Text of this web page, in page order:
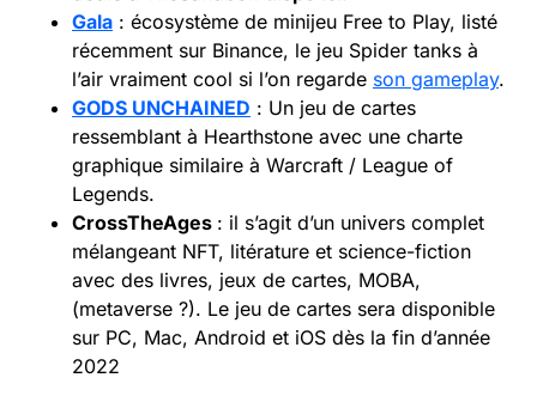
Gala : écosystème de minijeu Free to Play, listé
récemment sur Binance, le jeu Spider tanks à
l’air vraiment cool si l’on regarde son gameplay.
GODS UNCHAINED : Un jeu de cartes
ressemblant à Hearthstone avec une charte
graphique similaire à Warcraft / League of
Legends.
CrossTheAges : il s’agit d’un univers complet
mélangeant NFT, litérature et science-fiction
avec des livres, jeux de cartes, MOBA,
(metaverse ?). Le jeu de cartes sera disponible
sur PC, Mac, Android et iOS dès la fin d’année
2022